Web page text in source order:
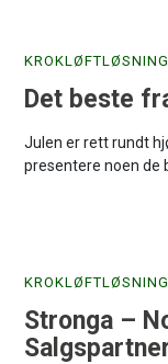
Det beste
Julen er rett rundt
presentere noen de
Stronga –